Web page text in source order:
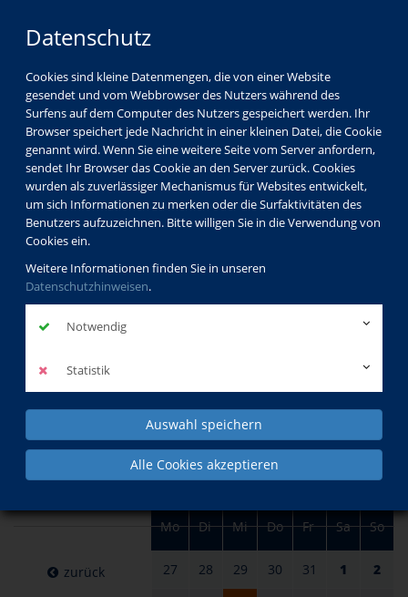
Datenschutz
Cookies sind kleine Datenmengen, die von einer Website
gesendet und vom Webbrowser des Nutzers während des
Surfens auf dem Computer des Nutzers gespeichert werden. Ihr
Browser speichert jede Nachricht in einer kleinen Datei, die Cookie
genannt wird. Wenn Sie eine weitere Seite vom Server anfordern,
sendet Ihr Browser das Cookie an den Server zurück. Cookies
wurden als zuverlässiger Mechanismus für Websites entwickelt,
um sich Informationen zu merken oder die Surfaktivitäten des
Benutzers aufzuzeichnen. Bitte willigen Sie in die Verwendung von
Cookies ein.
Weitere Informationen finden Sie in unseren
Datenschutzhinweisen.
Notwendig
Statistik
Auswahl speichern
Alle Cookies akzeptieren
LOGIN MENÜ
im April
Mo Di Mi Do Fr Sa So
27 28 29 30 31 1 2
am 05.
2023
zurück